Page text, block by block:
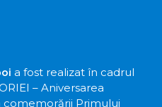
a fost realizat în cadrul
– Aniversarea
comemorării Primului